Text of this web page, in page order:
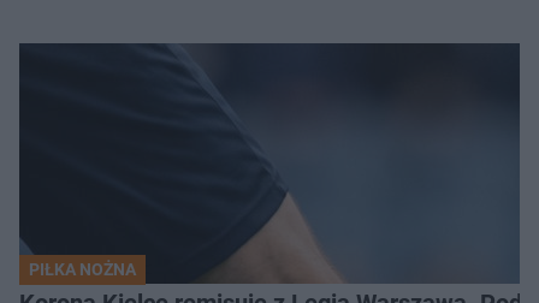
PIŁKA NOŻNA